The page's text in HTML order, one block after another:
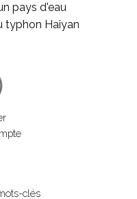
pays d'eau
typhon Haiyan
clés